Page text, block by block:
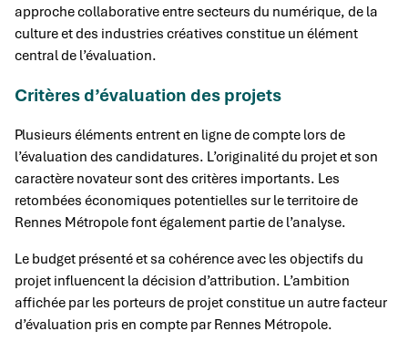
approche collaborative entre secteurs du numérique, de la
culture et des industries créatives constitue un élément
central de l’évaluation.
Critères d’évaluation des projets
Plusieurs éléments entrent en ligne de compte lors de
l’évaluation des candidatures. L’originalité du projet et son
caractère novateur sont des critères importants. Les
retombées économiques potentielles sur le territoire de
Rennes Métropole font également partie de l’analyse.
Le budget présenté et sa cohérence avec les objectifs du
projet influencent la décision d’attribution. L’ambition
affichée par les porteurs de projet constitue un autre facteur
d’évaluation pris en compte par Rennes Métropole.